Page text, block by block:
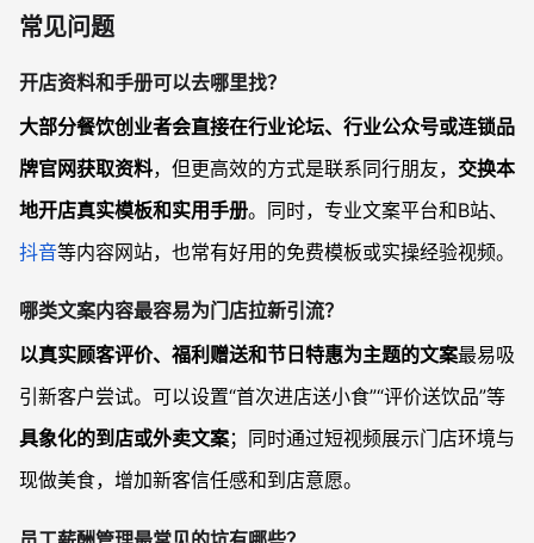
常见问题
开店资料和手册可以去哪里找？
大部分餐饮创业者会直接在行业论坛、行业公众号或连锁品
牌官网获取资料，但更高效的方式是联系同行朋友， 交换本
地开店真实模板和实用手册。同时，专业文案平台和B站、
抖音等内容网站，也常有好用的免费模板或实操经验视频。
哪类文案内容最容易为门店拉新引流？
以真实顾客评价、福利赠送和节日特惠为主题的文案最易吸
引新客户尝试。可以设置“首次进店送小食”“评价送饮品”等
具象化的到店或外卖文案；同时通过短视频展示门店环境与
现做美食，增加新客信任感和到店意愿。